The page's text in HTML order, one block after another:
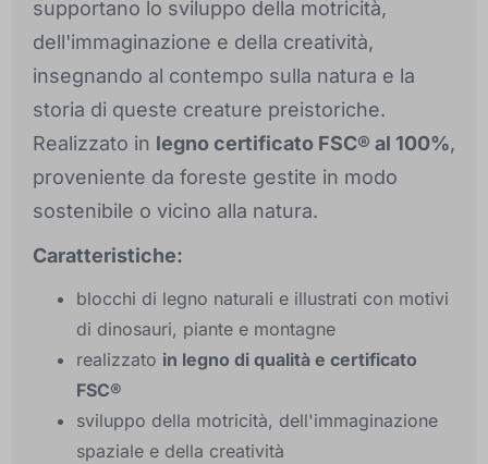
supportano lo sviluppo della motricità,
dell'immaginazione e della creatività,
insegnando al contempo sulla natura e la
storia di queste creature preistoriche.
Realizzato in legno certificato FSC® al 100%,
proveniente da foreste gestite in modo
sostenibile o vicino alla natura.
Caratteristiche:
blocchi di legno naturali e illustrati con motivi
di dinosauri, piante e montagne
realizzato in legno di qualità e certificato
FSC®
sviluppo della motricità, dell'immaginazione
spaziale e della creatività